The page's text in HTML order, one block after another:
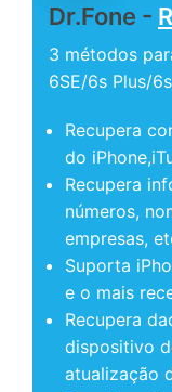
Dr.Fone -
3 métodos
6SE/6s Plus/
Recupera
do
Recupera
números,
empresas,
Suporta
e o mais
Recupera
dispositivo
atualização